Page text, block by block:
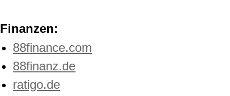
Finanzen:
88finance.com
88finanz.de
ratigo.de